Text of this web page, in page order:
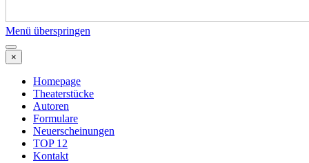
Menü überspringen
×
Homepage
Theaterstücke
Autoren
Formulare
Neuerscheinungen
TOP 12
Kontakt